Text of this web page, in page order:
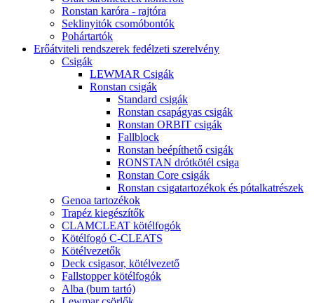
Ronstan karóra - rajtóra
Seklinyitók csomóbontók
Pohártartók
Erőátviteli rendszerek fedélzeti szerelvény
Csigák
LEWMAR Csigák
Ronstan csigák
Standard csigák
Ronstan csapágyas csigák
Ronstan ORBIT csigák
Fallblock
Ronstan beépíthető csigák
RONSTAN drótkötél csiga
Ronstan Core csigák
Ronstan csigatartozékok és pótalkatrészek
Genoa tartozékok
Trapéz kiegészítők
CLAMCLEAT kötélfogók
Kötélfogó C-CLEATS
Kötélvezetők
Deck csigasor, kötélvezető
Fallstopper kötélfogók
Alba (bum tartó)